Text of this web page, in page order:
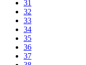
31
32
33
34
35
36
37